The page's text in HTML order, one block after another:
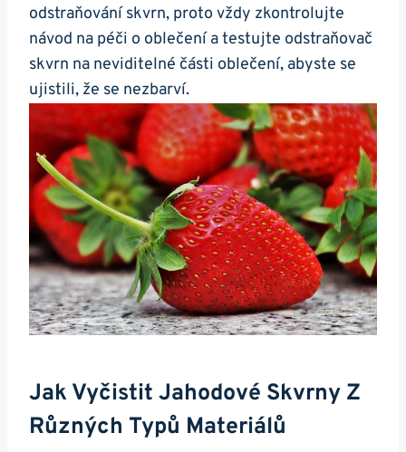
odstraňování skvrn, proto vždy zkontrolujte
návod ⁣na péči ⁢o oblečení a testujte odstraňovač
skvrn na neviditelné části oblečení, abyste ⁣se⁤
ujistili,‍ že se nezbarví.
Jak⁢ Vyčistit Jahodové Skvrny Z
Různých Typů ⁣materiálů